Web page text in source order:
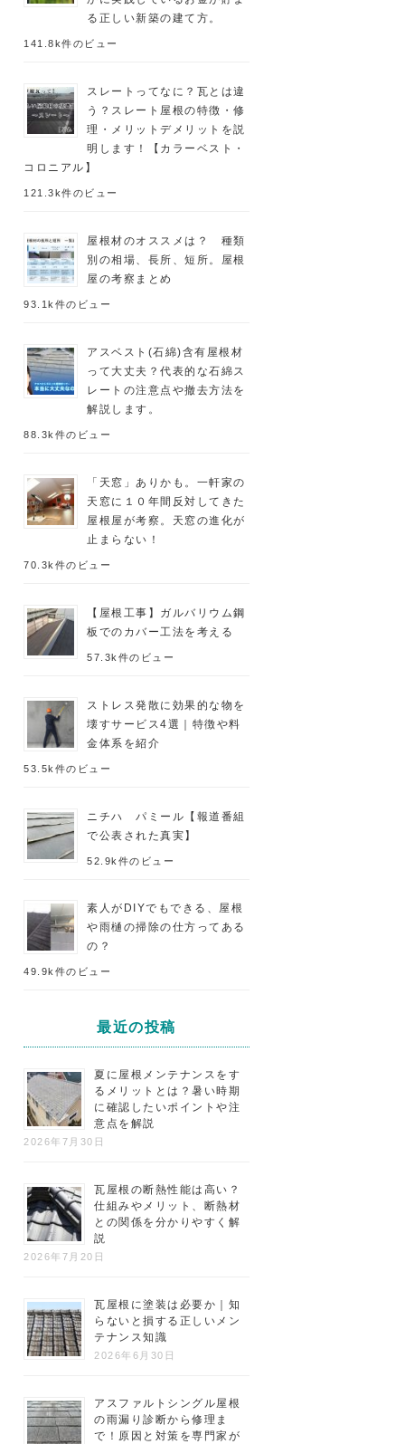
る正しい新築の建て方。
141.8k件のビュー
スレートってなに？瓦とは違
う？スレート屋根の特徴・修
理・メリットデメリットを説
明します！【カラーベスト・
コロニアル】
121.3k件のビュー
屋根材のオススメは？ 種類
別の相場、長所、短所。屋根
屋の考察まとめ
93.1k件のビュー
アスベスト(石綿)含有屋根材
って大丈夫？代表的な石綿ス
レートの注意点や撤去方法を
解説します。
88.3k件のビュー
「天窓」ありかも。一軒家の
天窓に１０年間反対してきた
屋根屋が考察。天窓の進化が
止まらない！
70.3k件のビュー
【屋根工事】ガルバリウム鋼
板でのカバー工法を考える
57.3k件のビュー
ストレス発散に効果的な物を
壊すサービス4選｜特徴や料
金体系を紹介
53.5k件のビュー
ニチハ パミール【報道番組
で公表された真実】
52.9k件のビュー
素人がDIYでもできる、屋根
や雨樋の掃除の仕方ってある
の？
49.9k件のビュー
最近の投稿
夏に屋根メンテナンスをす
るメリットとは？暑い時期
に確認したいポイントや注
意点を解説
2026年7月30日
瓦屋根の断熱性能は高い？
仕組みやメリット、断熱材
との関係を分かりやすく解
説
2026年7月20日
瓦屋根に塗装は必要か｜知
らないと損する正しいメン
テナンス知識
2026年6月30日
アスファルトシングル屋根
の雨漏り診断から修理ま
で！原因と対策を専門家が